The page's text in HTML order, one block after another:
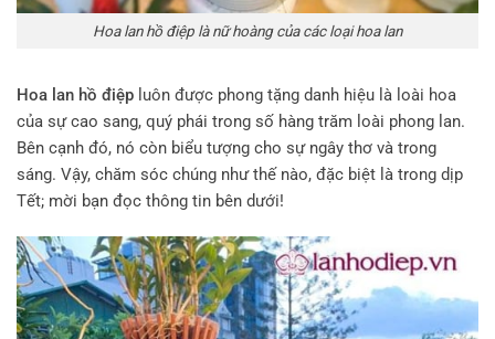
Hoa lan hồ điệp là nữ hoàng của các loại hoa lan
Hoa lan hồ điệp luôn được phong tặng danh hiệu là loài hoa
của sự cao sang, quý phái trong số hàng trăm loài phong lan.
Bên cạnh đó, nó còn biểu tượng cho sự ngây thơ và trong
sáng. Vậy, chăm sóc chúng như thế nào, đặc biệt là trong dịp
Tết; mời bạn đọc thông tin bên dưới!